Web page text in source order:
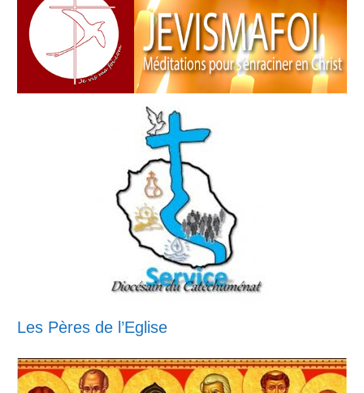
Les Pères de l’Eglise